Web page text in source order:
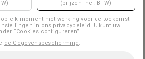
(prijzen incl. BTW)
elk moment met werking voor de toekomst
in ons privacybeleid. U kunt uw
“Cookies configureren”.
de Gegevensbescherming.